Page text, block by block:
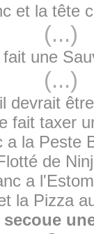
et la tête
(...)
une
(...)
devrait
fait taxer
a la Peste
de
a
la Pizza